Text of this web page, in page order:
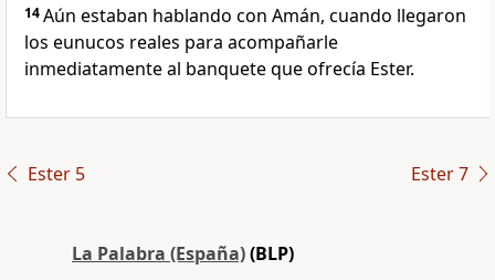
14Aún estaban hablando con Amán, cuando llegaron
los eunucos reales para acompañarle
inmediatamente al banquete que ofrecía Ester.
Ester 5 Ester 7
La Palabra (España)(BLP)